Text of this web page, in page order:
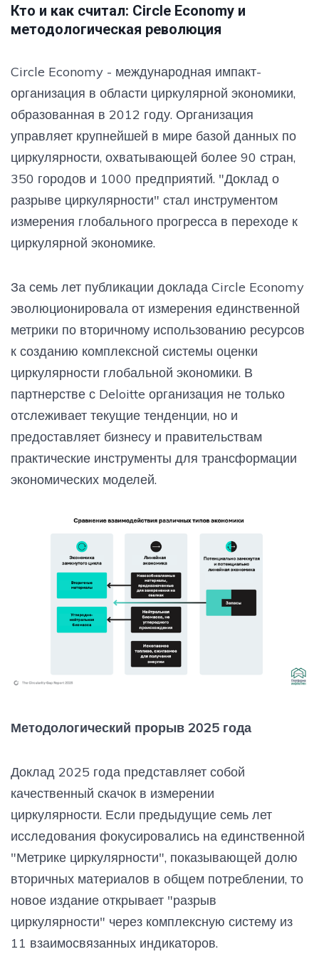
Кто и как считал: Circle Economy и
методологическая революция
Circle Economy - международная импакт-
организация в области циркулярной экономики,
образованная в 2012 году. Организация
управляет крупнейшей в мире базой данных по
циркулярности, охватывающей более 90 стран,
350 городов и 1000 предприятий. "Доклад о
разрыве циркулярности" стал инструментом
измерения глобального прогресса в переходе к
циркулярной экономике.
За семь лет публикации доклада Circle Economy
эволюционировала от измерения единственной
метрики по вторичному использованию ресурсов
к созданию комплексной системы оценки
циркулярности глобальной экономики. В
партнерстве с Deloitte организация не только
отслеживает текущие тенденции, но и
предоставляет бизнесу и правительствам
практические инструменты для трансформации
экономических моделей.
Методологический прорыв 2025 года
Доклад 2025 года представляет собой
качественный скачок в измерении
циркулярности. Если предыдущие семь лет
исследования фокусировались на единственной
"Метрике циркулярности", показывающей долю
вторичных материалов в общем потреблении, то
новое издание открывает "разрыв
циркулярности" через комплексную систему из
11 взаимосвязанных индикаторов.